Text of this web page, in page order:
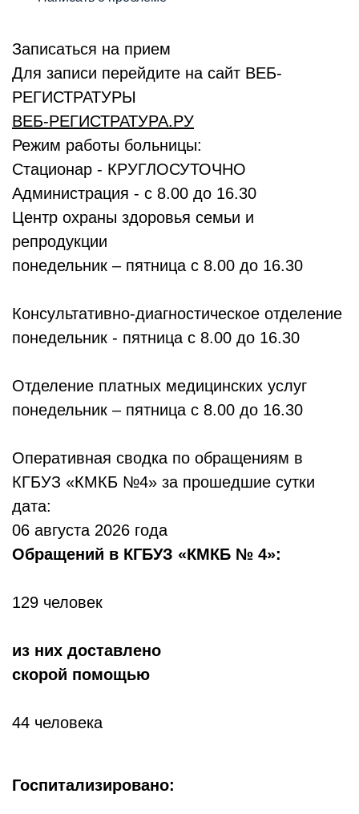
Записаться на прием
Для записи перейдите на сайт ВЕБ-
РЕГИСТРАТУРЫ
ВЕБ-РЕГИСТРАТУРА.РУ
Режим работы больницы:
Стационар - КРУГЛОСУТОЧНО
Администрация - с 8.00 до 16.30
Центр охраны здоровья семьи и
репродукции
понедельник – пятница с 8.00 до 16.30
Консультативно-диагностическое отделение
понедельник - пятница с 8.00 до 16.30
Отделение платных медицинских услуг
понедельник – пятница с 8.00 до 16.30
Оперативная сводка по обращениям в
КГБУЗ «КМКБ №4» за прошедшие сутки
дата:
06 августа 2026 года
Обращений в КГБУЗ «КМКБ № 4»:
129 человек
из них доставлено
скорой помощью
44 человека
Госпитализировано: